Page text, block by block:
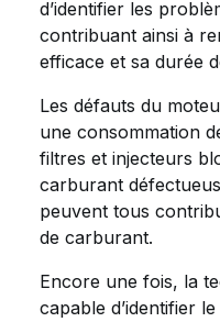
d’identifier les
contribuant ainsi à
efficace et sa durée
Les défauts du
une consommation
filtres et injecteurs
carburant
peuvent tous
de carburant.
Encore une fois, la
capable d’identifier